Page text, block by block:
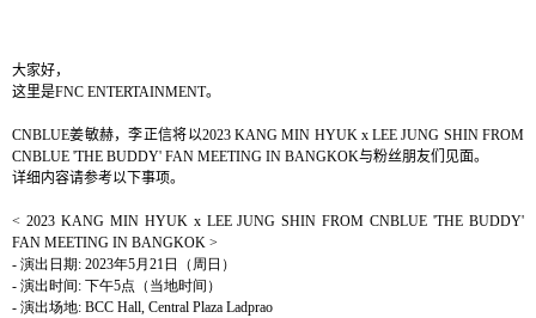
大家好，
这里是FNC ENTERTAINMENT。
CNBLUE姜敏赫，李正信将以2023 KANG MIN HYUK x LEE JUNG SHIN FROM
CNBLUE 'THE BUDDY' FAN MEETING IN BANGKOK与粉丝朋友们见面。
详细内容请参考以下事项。
< 2023 KANG MIN HYUK x LEE JUNG SHIN FROM CNBLUE 'THE BUDDY'
FAN MEETING IN BANGKOK >
- 演出日期: 2023年5月 21日（周日）
- 演出时间: 下午5点（当地时间）
- 演出场地: BCC Hall, Central Plaza Ladprao